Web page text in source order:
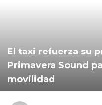
El taxi refuerza su
Primavera Sound
movilidad